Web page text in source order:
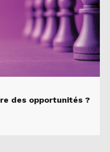
des opportunités ?